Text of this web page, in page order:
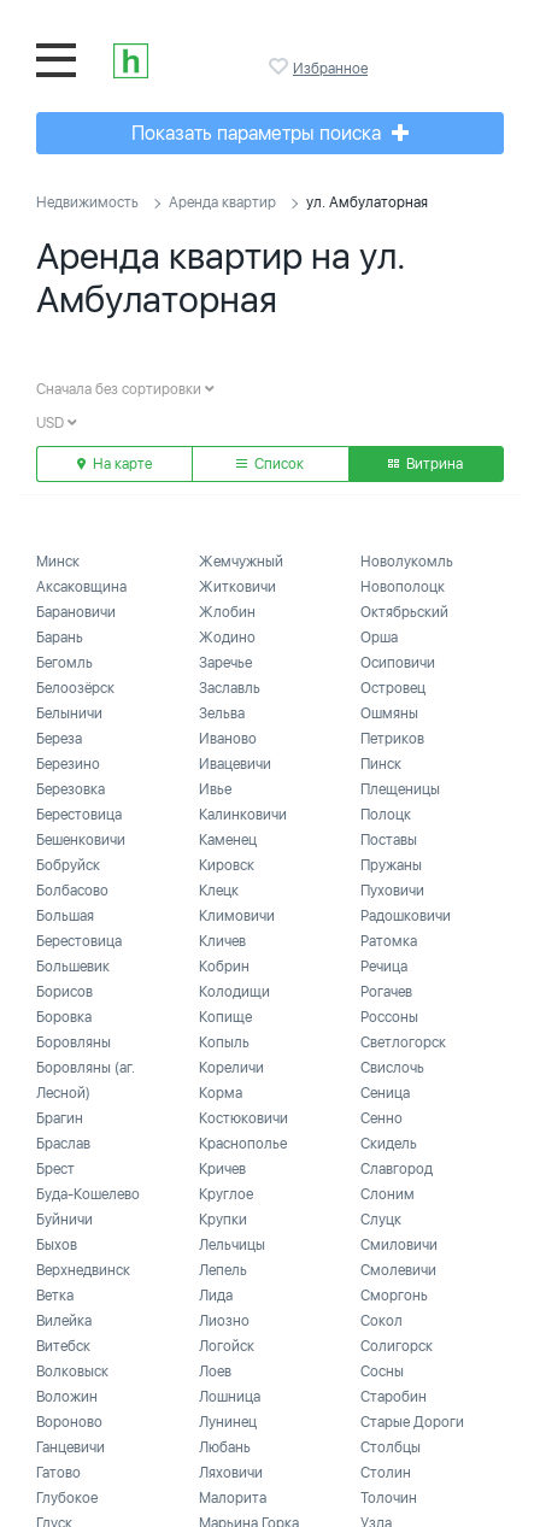
Избранное
Показать параметры поиска
Недвижимость Аренда квартир ул. Амбулаторная
Аренда квартир на ул.
Амбулаторная
Сначала без сортировки
USD
На карте Список Витрина
Минск
Аксаковщина
Барановичи
Барань
Бегомль
Белоозёрск
Белыничи
Береза
Березино
Березовка
Берестовица
Бешенковичи
Бобруйск
Болбасово
Большая
Берестовица
Большевик
Борисов
Боровка
Боровляны
Боровляны (аг.
Лесной)
Брагин
Браслав
Брест
Буда-Кошелево
Буйничи
Быхов
Верхнедвинск
Ветка
Вилейка
Витебск
Волковыск
Воложин
Вороново
Ганцевичи
Гатово
Глубокое
Глуск
Жемчужный
Житковичи
Жлобин
Жодино
Заречье
Заславль
Зельва
Иваново
Ивацевичи
Ивье
Калинковичи
Каменец
Кировск
Клецк
Климовичи
Кличев
Кобрин
Колодищи
Копище
Копыль
Кореличи
Корма
Костюковичи
Краснополье
Кричев
Круглое
Крупки
Лельчицы
Лепель
Лида
Лиозно
Логойск
Лоев
Лошница
Лунинец
Любань
Ляховичи
Малорита
Марьина Горка
Новолукомль
Новополоцк
Октябрьский
Орша
Осиповичи
Островец
Ошмяны
Петриков
Пинск
Плещеницы
Полоцк
Поставы
Пружаны
Пуховичи
Радошковичи
Ратомка
Речица
Рогачев
Россоны
Светлогорск
Свислочь
Сеница
Сенно
Скидель
Славгород
Слоним
Слуцк
Смиловичи
Смолевичи
Сморгонь
Сокол
Солигорск
Сосны
Старобин
Старые Дороги
Столбцы
Столин
Толочин
Узда